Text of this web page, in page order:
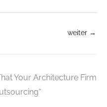
weiter →
Your Architecture Firm